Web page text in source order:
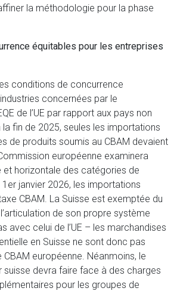
la méthodologie pour la phase
équitables pour les entreprises
conditions de concurrence
concernées par le
de l’UE par rapport aux pays non
la fin de 2025, seules les importations
de produits soumis au CBAM devaient
européenne examinera
et horizontale des catégories de
janvier 2026, les importations
CBAM. La Suisse est exemptée du
de son propre système
avec celui de l’UE – les marchandises
en Suisse ne sont donc pas
européenne. Néanmoins, le
devra faire face à des charges
pour les groupes de